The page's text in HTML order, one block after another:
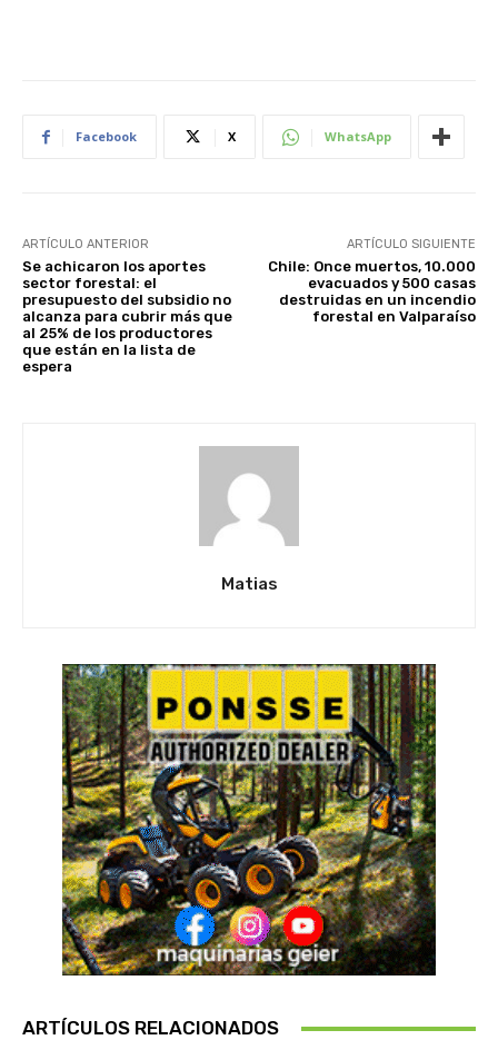
Facebook X WhatsApp
ARTÍCULO ANTERIOR
Se achicaron los aportes
sector forestal: el
presupuesto del subsidio no
alcanza para cubrir más que
al 25% de los productores
que están en la lista de
espera
ARTÍCULO SIGUIENTE
Chile: Once muertos, 10.000
evacuados y 500 casas
destruidas en un incendio
forestal en Valparaíso
Matias
ARTÍCULOS RELACIONADOS